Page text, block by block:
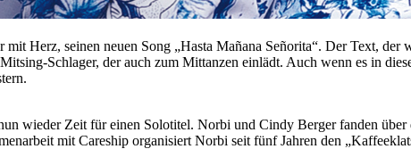
Herz, seinen neuen Song „Hasta Mañana Señorita“. Der Text, der
Schlager, der auch zum Mittanzen einlädt. Auch wenn es in
wieder Zeit für einen Solotitel. Norbi und Cindy Berger fanden über
mit Careship organisiert Norbi seit fünf Jahren den